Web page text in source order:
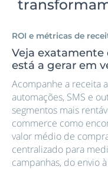
ROI e métricas de
Veja
está a gerar em
Acompanhe a receita
automações, SMS e
segmentos mais
commerce como
valor médio de
centralizado para
campanhas, do envio